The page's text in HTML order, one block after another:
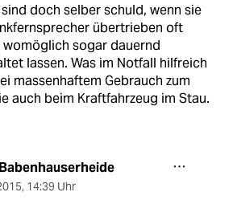
doch selber schuld, wenn sie
übertrieben oft
womöglich sogar dauernd
lassen. Was im Notfall hilfreich
massenhaftem Gebrauch zum
auch beim Kraftfahrzeug im Stau.
, 14:39 Uhr